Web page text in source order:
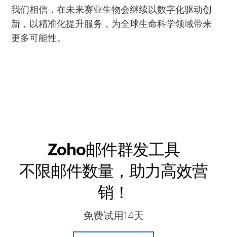
我们相信，在未来赛业生物会继续以数字化驱动创
新，以精准化提升服务，为全球生命科学领域带来
更多可能性。
Zoho邮件群发工具
不限邮件数量，助力高效营
销！
免费试用14天